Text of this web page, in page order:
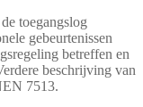
toegangslog
gebeurtenissen
betreffen en
beschrijving van
7513.